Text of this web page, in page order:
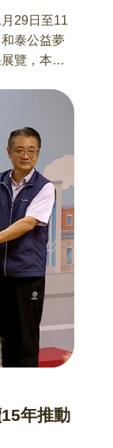
29日至11
泰公益夢
覽，本活
辦精采的決
各領域講
本屆「和
年推動